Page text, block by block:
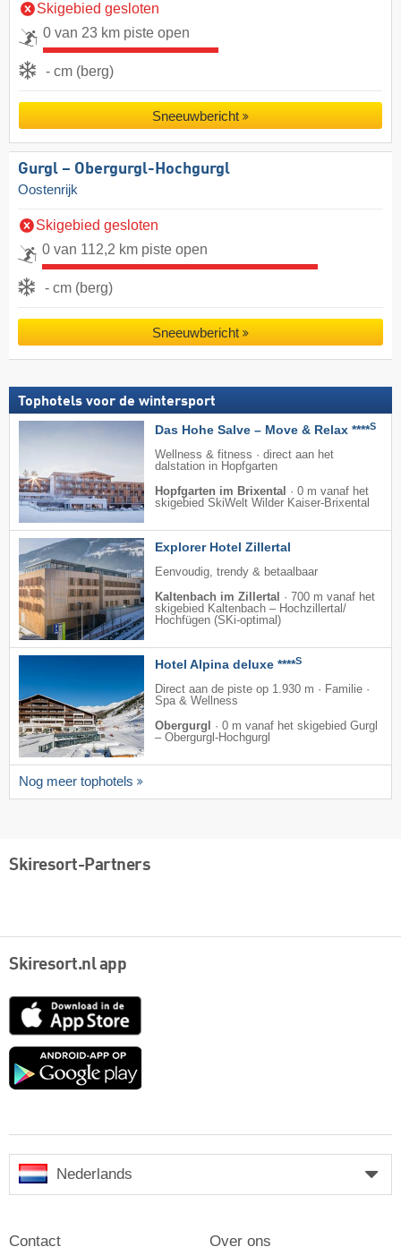
Skigebied gesloten
0 van 23 km piste open
- cm (berg)
Sneeuwbericht
Gurgl – Obergurgl-Hochgurgl
Oostenrijk
Skigebied gesloten
0 van 112,2 km piste open
- cm (berg)
Sneeuwbericht
Tophotels voor de wintersport
Das Hohe Salve – Move & Relax ****S
Wellness & fitness · direct aan het
dalstation in Hopfgarten
Hopfgarten im Brixental · 0 m vanaf het
skigebied SkiWelt Wilder Kaiser-Brixental
Explorer Hotel Zillertal
Eenvoudig, trendy & betaalbaar
Kaltenbach im Zillertal · 700 m vanaf het
skigebied Kaltenbach – Hochzillertal/​
Hochfügen (SKi-optimal)
Hotel Alpina deluxe ****S
Direct aan de piste op 1.930 m · Familie ·
Spa & Wellness
Obergurgl
· 0 m vanaf het skigebied Gurgl
– Obergurgl-Hochgurgl
Nog meer tophotels
Skiresort-Partners
Skiresort.nl app
App
Google
Nederlands
Contact Over ons